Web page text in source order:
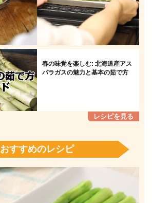
春の味覚を楽しむ: 北海道産アス
パラガスの魅力と基本の茹で方
おすすめのレシピ